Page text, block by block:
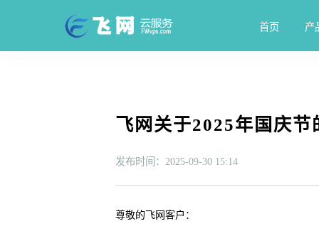
首页 产
飞网关于2025年国庆节
发布时间：2025-09-30 15:14
尊敬的飞网客户：